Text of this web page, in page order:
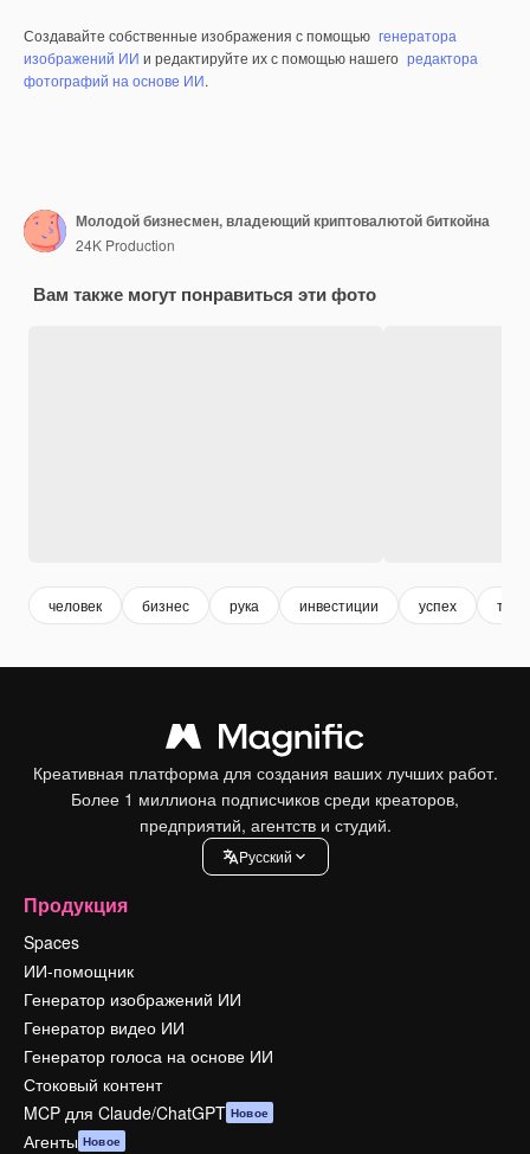
Создавайте собственные изображения с помощью генератора
изображений ИИ и редактируйте их с помощью нашего редактора
фотографий на основе ИИ.
Молодой бизнесмен, владеющий криптовалютой биткойна
24K Production
Вам также могут понравиться эти фото
человек бизнес рука инвестиции успех
Креативная платформа для создания ваших лучших работ.
Более 1 миллиона подписчиков среди креаторов,
предприятий, агентств и студий.
Pусский
Продукция
Spaces
ИИ-помощник
Генератор изображений ИИ
Генератор видео ИИ
Генератор голоса на основе ИИ
Стоковый контент
MCP для Claude/ChatGPT Новое
Агенты Новое